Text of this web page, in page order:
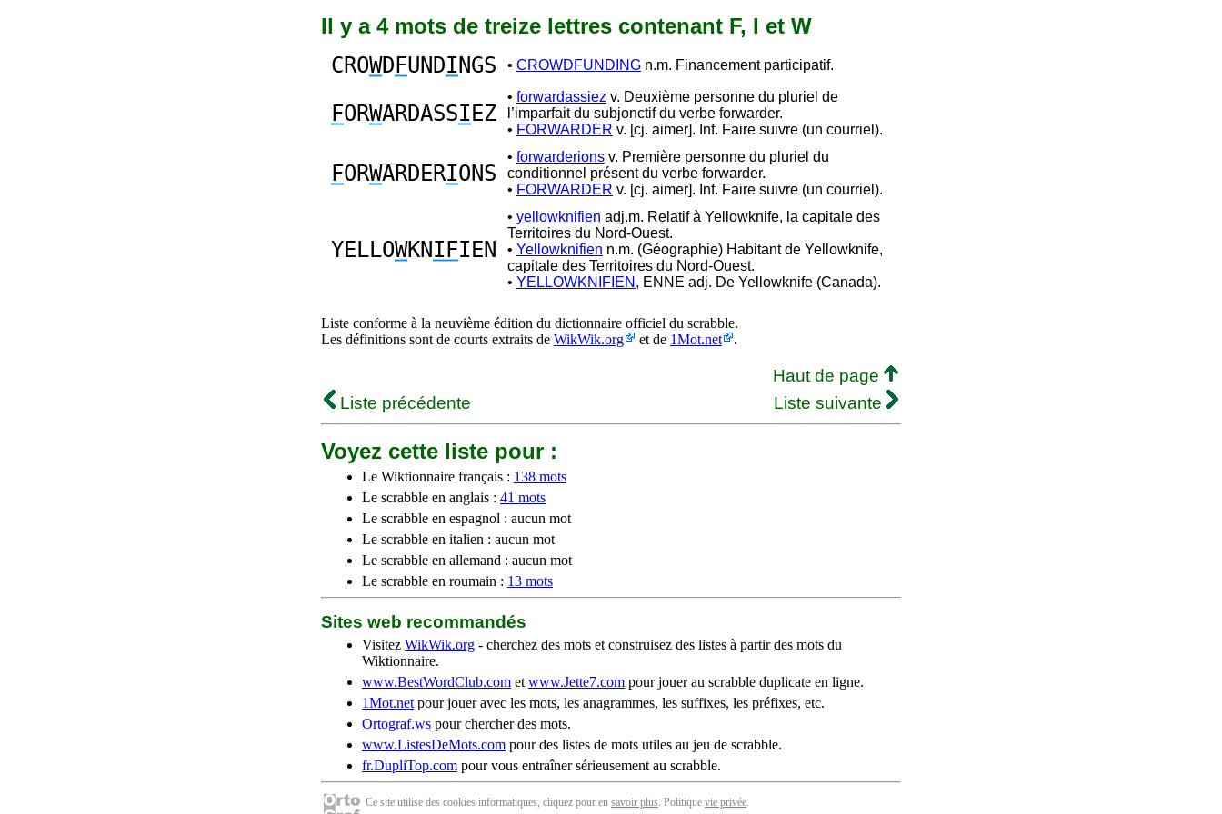
Il y a 4 mots de treize lettres contenant F, I et W
CROWD FUNDI NGS • CROWDFUNDING n.m. Financement participatif.
FORWARDASSI EZ
• forwardassiez v. Deuxième personne du pluriel de
l’imparfait du subjonctif du verbe forwarder.
• FORWARDER v. [cj. aimer]. Inf. Faire suivre (un courriel).
FORWARDERIONS
• forwarderions v. Première personne du pluriel du
conditionnel présent du verbe forwarder.
• FORWARDER v. [cj. aimer]. Inf. Faire suivre (un courriel).
YELLOWKNIFIEN
• yellowknifien adj.m. Relatif à Yellowknife, la capitale des
Territoires du Nord-Ouest.
• Yellowknifien n.m. (Géographie) Habitant de Yellowknife,
capitale des Territoires du Nord-Ouest.
• YELLOWKNIFIEN, ENNE adj. De Yellowknife (Canada).
Liste conforme à la neuvième édition du dictionnaire officiel du scrabble.
Les définitions sont de courts extraits de WikWik.org et de 1Mot.net .
Haut de page
Liste précédente
Liste suivante
Voyez cette liste pour :
Le Wiktionnaire français : 138 mots
Le scrabble en anglais : 41 mots
Le scrabble en espagnol : aucun mot
Le scrabble en italien : aucun mot
Le scrabble en allemand : aucun mot
Le scrabble en roumain : 13 mots
Sites web recommandés
Visitez WikWik.org - cherchez des mots et construisez des listes à partir des mots du
Wiktionnaire.
www.BestWordClub.com et www.Jette7.com pour jouer au scrabble duplicate en ligne.
1Mot.net pour jouer avec les mots, les anagrammes, les suffixes, les préfixes, etc.
Ortograf.ws pour chercher des mots.
www.ListesDeMots.com pour des listes de mots utiles au jeu de scrabble.
fr.DupliTop.com pour vous entraîner sérieusement au scrabble.
Ce site utilise des cookies informatiques, cliquez pour en savoir plus. Politique vie privée.